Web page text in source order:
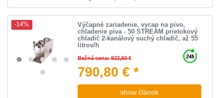
-14%
Výčapné zariadenie, vycap na pivo,
chladenie piva - 50 STREAM prietokový
chladič 2-kanálový suchý chladič, až 55
litrov/h
Bežná cena: 922,60 €
790,80 € *
show článok